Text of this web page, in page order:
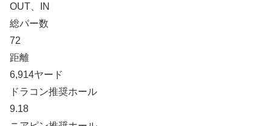
OUT、IN
総パー数
72
距離
6,914ヤード
ドラコン推奨ホール
9.18